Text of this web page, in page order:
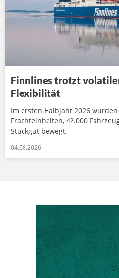
Finnlines trotzt
Flexibilität
Im ersten Halbjahr 2026
Frachteinheiten, 42.000
Stückgut bewegt.
04.08.2026